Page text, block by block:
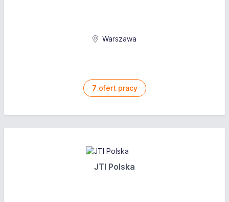
Warszawa
7 ofert pracy
JTI Polska